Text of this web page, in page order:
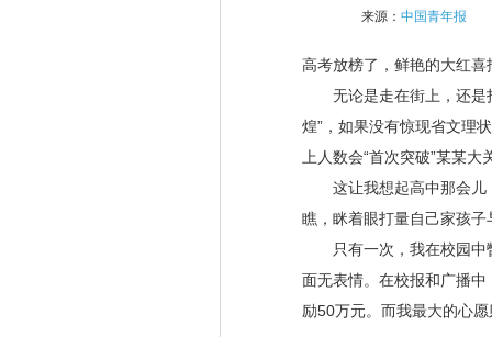
来源： 中国青年报
高考放榜了，鲜艳的大红
无论是走在街上，还是
煌” ，如果没有惊现省文理
上人数会“首次突破”某某大
这让我想起高中那会儿
瞧，眯着眼打量自己家孩
只有一次，我在校园中
面无表情。在校报和广播
励50万元。而我最大的心